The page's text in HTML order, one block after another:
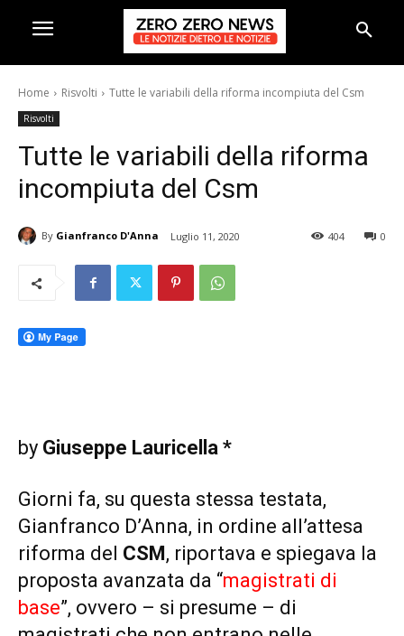
Home Risvolti Tutte le variabili della riforma incompiuta del Csm
Risvolti
Tutte le variabili della riforma
incompiuta del Csm
By Gianfranco D'Anna Luglio 11, 2020 0
404
by Giuseppe Lauricella *
Giorni fa, su questa stessa testata,
Gianfranco D’Anna, in ordine all’attesa
riforma del CSM, riportava e spiegava la
proposta avanzata da “magistrati di
base”, ovvero – si presume – di